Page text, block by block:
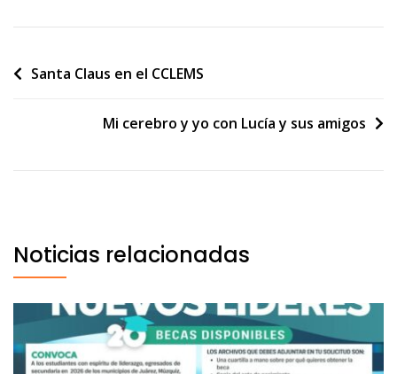
o
k
p
p
g
er
ti
Santa Claus en el CCLEMS
Mi cerebro y yo con Lucía y sus amigos
Noticias relacionadas